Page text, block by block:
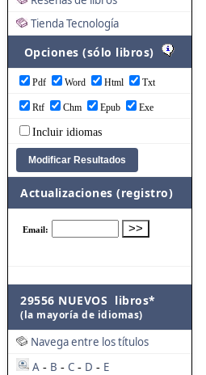
Tienda Tecnología
Opciones (sólo libros)
Pdf Word Html Txt
Rtf Chm Epub Exe
Incluir idiomas
Actualizaciones (registro)
29556 NUEVOS libros*
(la mayoría de idiomas)
Navega entre los títulos
A - B - C - D - E